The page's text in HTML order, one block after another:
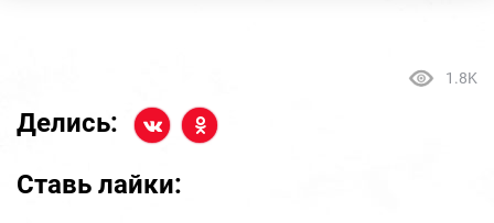
1.8K
Делись:
Ставь лайки: